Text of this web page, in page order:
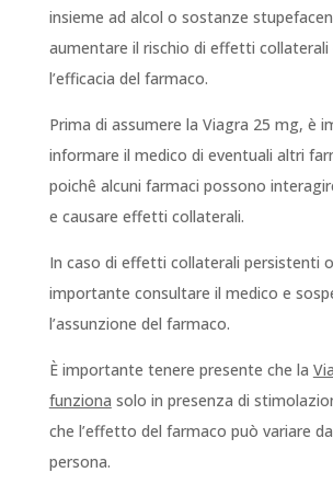
insieme ad alcol o sostanze
aumentare il rischio di effetti collaterali
l’efficacia del farmaco.
Prima di assumere la Viagra 25 mg, è
informare il medico di eventuali altri
poichê alcuni farmaci possono
e causare effetti collaterali.
In caso di effetti collaterali persistenti
importante consultare il medico e
l’assunzione del farmaco.
È importante tenere presente che la
funziona solo in presenza di
che l’effetto del farmaco può variare
persona.